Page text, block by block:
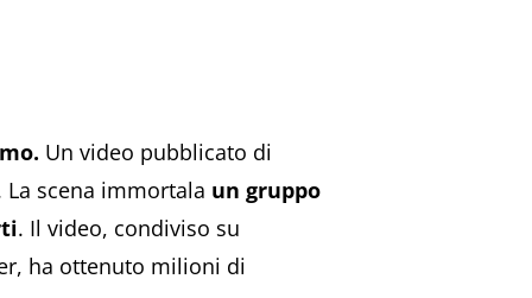
Un video pubblicato di
scena immortala un gruppo
. Il video, condiviso su
ha ottenuto milioni di